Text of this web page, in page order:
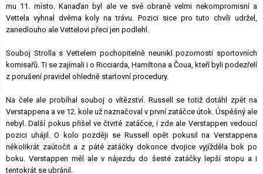
mu 11. místo. Kanaďan byl ale ve své obraně velmi nekompromisní a
Vettela vyhnal dvěma koly na trávu. Pozici sice pro tuto chvíli udržel,
zanedlouho ale Vettelovi přeci jen podlehl.
Souboj Strolla s Vettelem pochopitelně neunikl pozornosti sportovních
komisařů. Ti se zajímali i o Ricciarda, Hamiltona a Čoua, kteří byli podezřelí
z porušení pravidel ohledně startovní procedury.
Na čele ale probíhal souboj o vítězství. Russell se totiž dotáhl zpět na
Verstappena a ve 12. kole už naznačoval v první zatáčce útok. Úspěšný ale
nebyl. Další pokus přišel ve čtvrté zatáčce, i zde ale Verstappen vedoucí
pozici uhájil. O kolo později se Russell opět pokusil na Verstappena
několikrát zaútočit a z páté zatáčky dokonce dvojice vyjížděla bok po
boku. Verstappen měl ale v nájezdu do šesté zatáčky lepší stopu a i
tentokrát se ubránil.